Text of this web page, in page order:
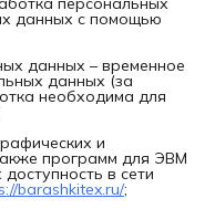
данных с помощью
данных – временное
данных (за
необходима для
и
программ для ЭВМ
в сети
barashkitex.ru/;